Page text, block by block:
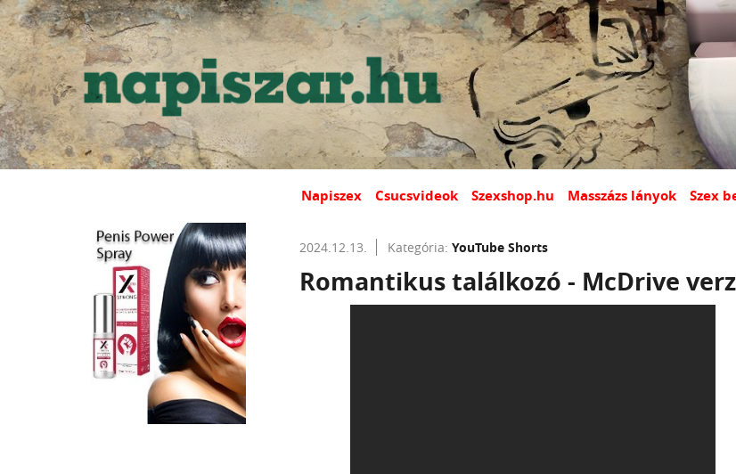
Napiszex Csucsvideok Szexshop.hu Masszázs lányok Szex
2024.12.13. Kategória: YouTube Shorts
Romantikus találkozó - McDrive